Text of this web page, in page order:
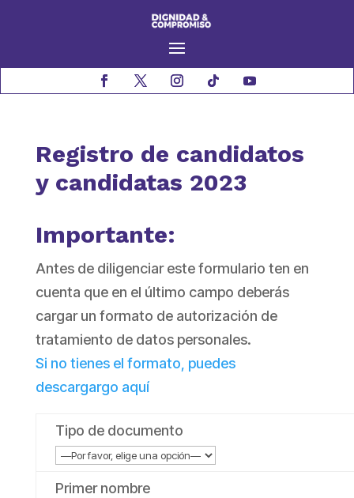
Registro de candidatos
y candidatas 2023
Importante:
Antes de diligenciar este formulario ten en
cuenta que en el último campo deberás
cargar un formato de autorización de
tratamiento de datos personales.
Si no tienes el formato, puedes
descargargo aquí
Tipo de documento
Primer nombre